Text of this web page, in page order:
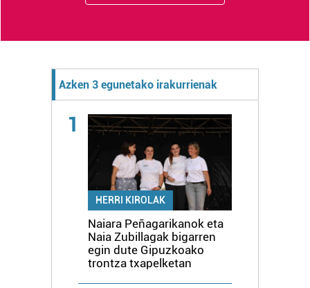
Azken 3 egunetako irakurrienak
1
HERRI KIROLAK
Naiara Peñagarikanok eta
Naia Zubillagak bigarren
egin dute Gipuzkoako
trontza txapelketan